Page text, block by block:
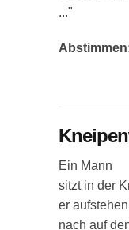
..."
Ein Mann
sitzt in der
er
nach auf